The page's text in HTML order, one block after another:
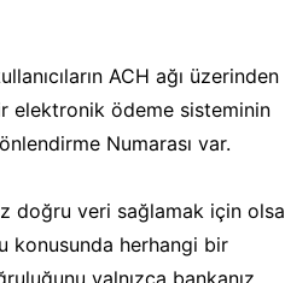
ACH ağı üzerinden
elektronik ödeme sisteminin
Numarası var.
doğru veri sağlamak için olsa
konusunda herhangi bir